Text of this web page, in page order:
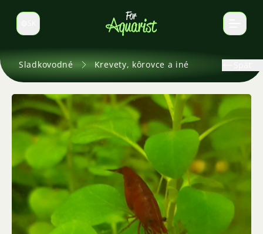
Prepnúť jazyk
Sladkovodné Krevety, kôrovce a iné